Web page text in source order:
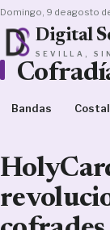
domingo, 9 de agosto
Digital
SEVILLA,
Bandas Costal